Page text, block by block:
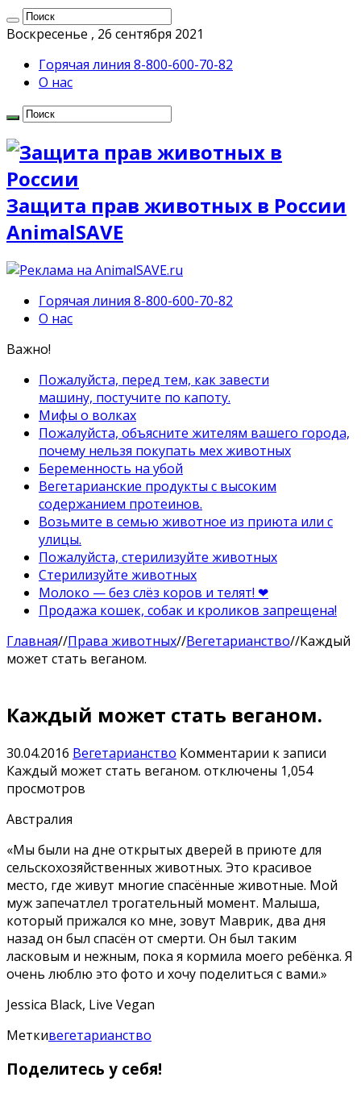
Воскресенье , 26 сентября 2021
Горячая линия 8-800-600-70-82
О нас
Защита прав животных в России
AnimalSAVE
Горячая линия 8-800-600-70-82
О нас
Важно!
Пожалуйста, перед тем, как завести
машину, постучите по капоту.
Мифы о волках
Пожалуйста, объясните жителям вашего города,
почему нельзя покупать мех животных
Беременность на убой
Вегетарианские продукты с высоким
содержанием протеинов.
Возьмите в семью животное из приюта или с
улицы.
Пожалуйста, стерилизуйте животных
Стерилизуйте животных
Молоко — без слёз коров и телят! ❤
Продажа кошек, собак и кроликов запрещена!
Главная//Права животных//Вегетарианство//Каждый
может стать веганом.
Каждый может стать веганом.
30.04.2016 Вегетарианство Комментарии к записи
Каждый может стать веганом. отключены 1,054
просмотров
Австралия
«Мы были на дне открытых дверей в приюте для
сельскохозяйственных животных. Это красивое
место, где живут многие спасённые животные. Мой
муж запечатлел трогательный момент. Малыша,
который прижался ко мне, зовут Маврик, два дня
назад он был спасён от смерти. Он был таким
ласковым и нежным, пока я кормила моего ребёнка. Я
очень люблю это фото и хочу поделиться с вами.»
Jessica Black, Live Vegan
Меткивегетарианство
Поделитесь у себя!